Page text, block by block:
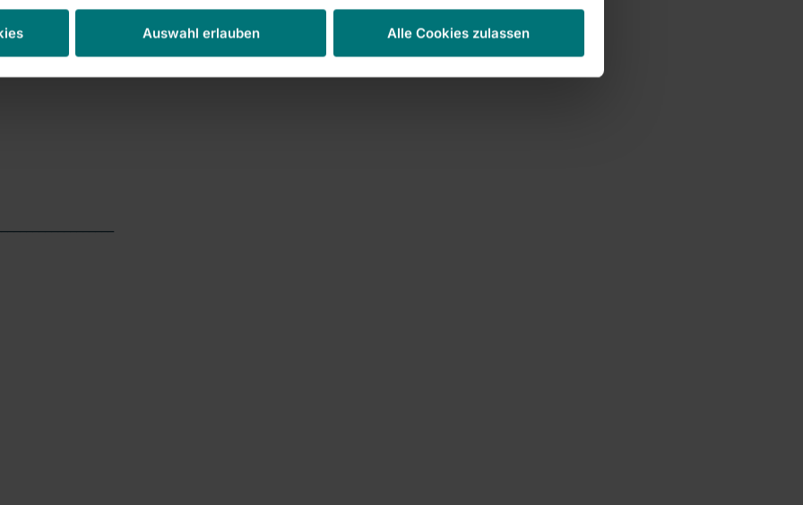
Auswahl erlauben Alle Cookies zulassen
Fresenius